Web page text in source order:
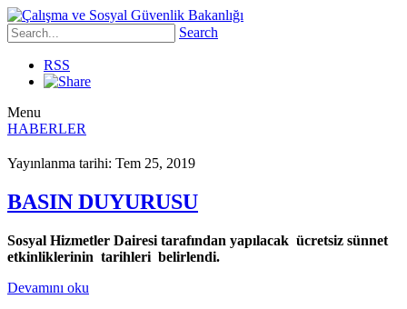
Search
RSS
Menu
HABERLER
Yayınlanma tarihi: Tem 25, 2019
BASIN DUYURUSU
Sosyal Hizmetler Dairesi tarafından yapılacak ücretsiz sünnet
etkinliklerinin tarihleri belirlendi.
Devamını oku